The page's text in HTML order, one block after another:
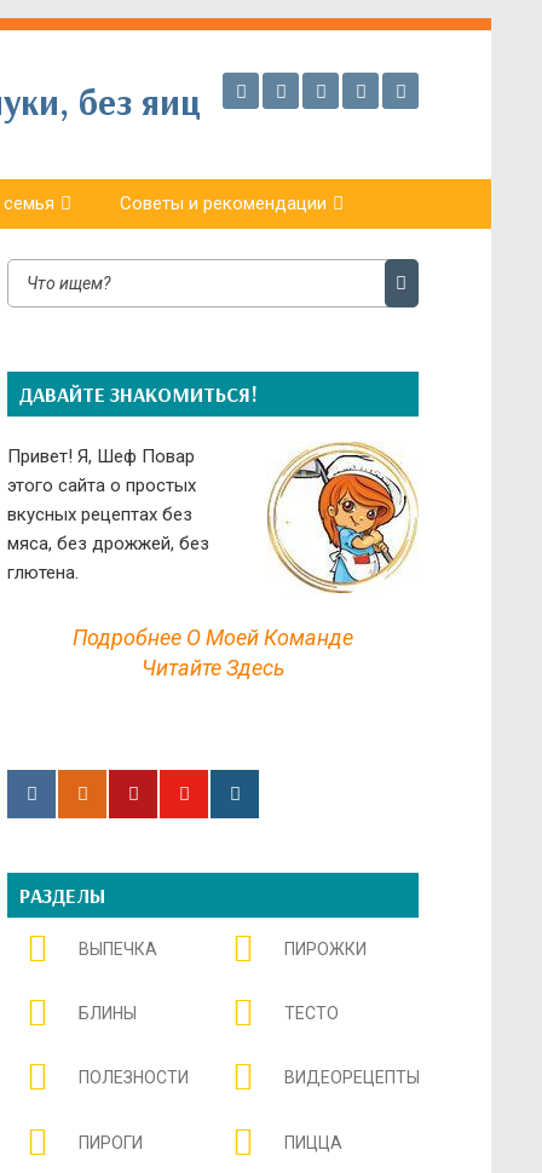
без яиц
Советы и рекомендации
ДАВАЙТЕ ЗНАКОМИТЬСЯ!
Привет! Я, Шеф Повар
этого сайта о простых
вкусных рецептах без
мяса, без дрожжей, без
глютена.
Подробнее О Моей Команде
Читайте Здесь
РАЗДЕЛЫ
ВЫПЕЧКА ПИРОЖКИ
БЛИНЫ ТЕСТО
ПОЛЕЗНОСТИ ВИДЕОРЕЦЕПТЫ
ПИРОГИ ПИЦЦА